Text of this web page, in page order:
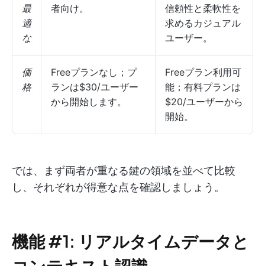
最
適
な
者向け。
信頼性と柔軟性を
求めるカジュアル
ユーザー。
価
格
Freeプランなし；プ
ランは$30/ユーザー
から開始します。
Freeプラン利用可
能；有料プランは
$20/ユーザーから
開始。
では、まず両者が重なる鍵の領域を並べて比較
し、それぞれが得意な点を確認しましょう。
機能 #1: リアルタイムデータと